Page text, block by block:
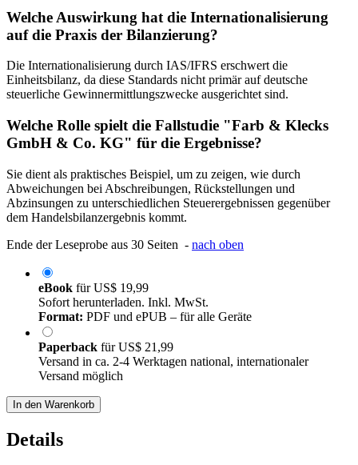
Welche Auswirkung hat die Internationalisierung
auf die Praxis der Bilanzierung?
Die Internationalisierung durch IAS/IFRS erschwert die
Einheitsbilanz, da diese Standards nicht primär auf deutsche
steuerliche Gewinnermittlungszwecke ausgerichtet sind.
Welche Rolle spielt die Fallstudie "Farb & Klecks
GmbH & Co. KG" für die Ergebnisse?
Sie dient als praktisches Beispiel, um zu zeigen, wie durch
Abweichungen bei Abschreibungen, Rückstellungen und
Abzinsungen zu unterschiedlichen Steuerergebnissen gegenüber
dem Handelsbilanzergebnis kommt.
Ende der Leseprobe aus 30 Seiten - nach oben
eBook fürUS$ 19,99
Sofort herunterladen. Inkl. MwSt.
Format: PDF und ePUB – für alle Geräte
Paperback fürUS$ 21,99
Versand in ca. 2-4 Werktagen national, internationaler
Versand möglich
In den Warenkorb
Details